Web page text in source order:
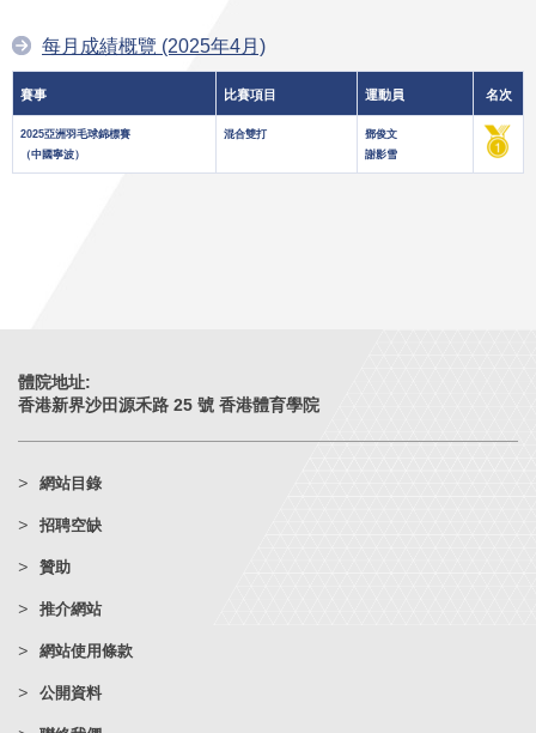
每月成績概覽 (2025年4月)
賽事 比賽項目 運動員 名次
2025亞洲羽毛球錦標賽
（中國寧波）
混合雙打
鄧俊文
謝影雪
體院地址:
香港新界沙田源禾路 25 號 香港體育學院
網站目錄
招聘空缺
贊助
推介網站
網站使用條款
公開資料